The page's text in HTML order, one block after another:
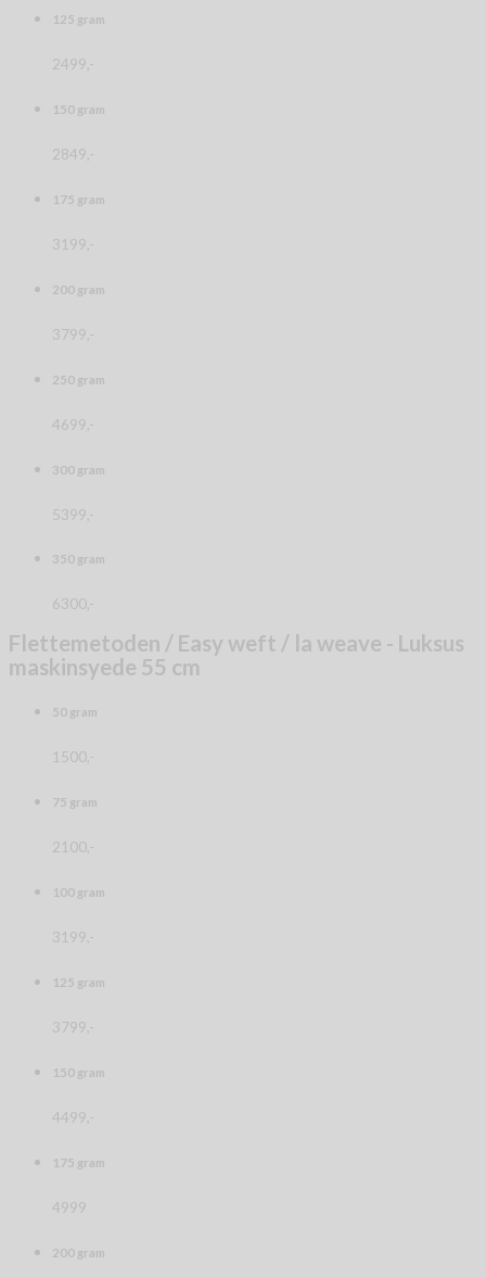
125 gram
2499,-
150 gram
2849,-
175 gram
3199,-
200 gram
3799,-
250 gram
4699,-
300 gram
5399,-
350 gram
6300,-
Flettemetoden / Easy weft / la weave - Luksus
maskinsyede 55 cm
50 gram
1500,-
75 gram
2100,-
100 gram
3199,-
125 gram
3799,-
150 gram
4499,-
175 gram
4999
200 gram